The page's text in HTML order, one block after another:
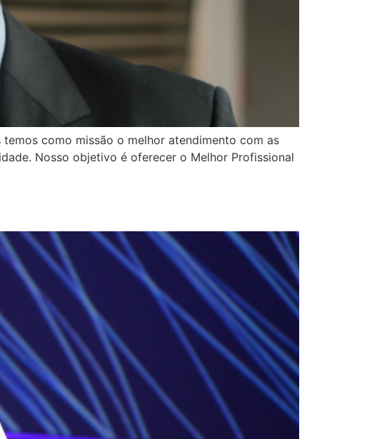
como missão o melhor atendimento com as
Nosso objetivo é oferecer o Melhor Profissional